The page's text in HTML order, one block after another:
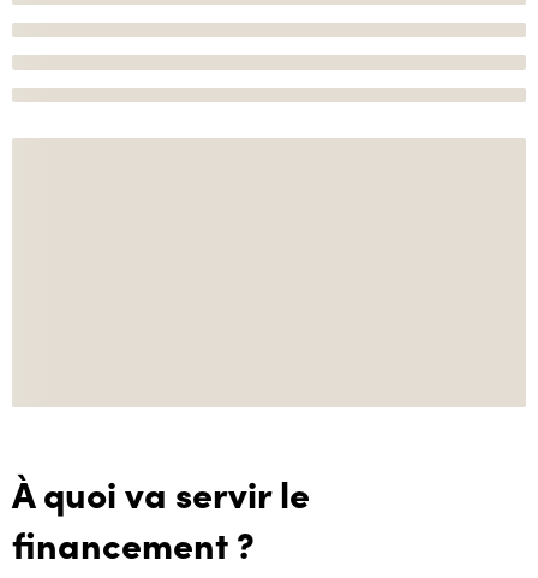
À quoi va servir le
financement ?